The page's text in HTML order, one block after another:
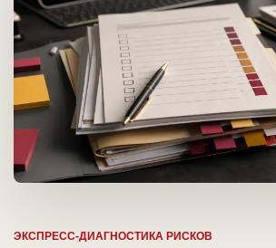
ЭКСПРЕСС-ДИАГНОСТИКА РИСКОВ